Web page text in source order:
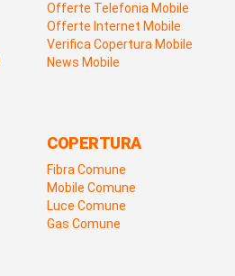
Offerte Telefonia Mobile
Offerte Internet Mobile
Verifica Copertura Mobile
News Mobile
COPERTURA
Fibra Comune
Mobile Comune
Luce Comune
Gas Comune